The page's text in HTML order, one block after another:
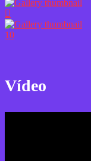
10
Vídeo